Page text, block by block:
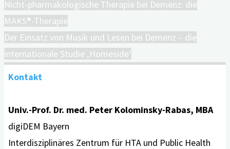
Nicht-pharmakologische Therapie bei Demenz: die
MAKS®-Therapie
Der Einsatz von Musik und Lesen bei Demenz – die
internationale Studie ‚Homeside‘
Kontakt
Univ.-Prof. Dr. med. Peter Kolominsky-Rabas, MBA
digiDEM Bayern
Interdisziplinäres Zentrum für HTA und Public Health